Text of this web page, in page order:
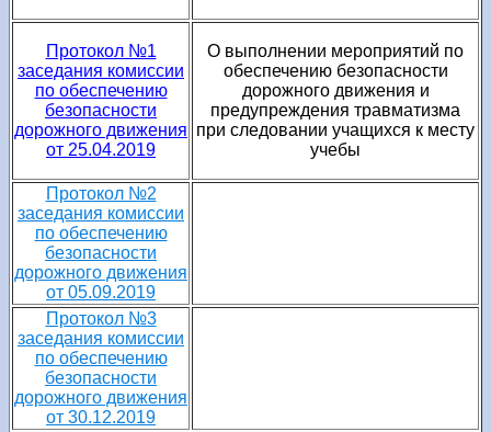
Протокол №1
заседания комиссии
по обеспечению
безопасности
дорожного движения
от 25.04.2019
О выполнении мероприятий по
обеспечению безопасности
дорожного движения и
предупреждения травматизма
при следовании учащихся к месту
учебы
Протокол №2
заседания комиссии
по обеспечению
безопасности
дорожного движения
от 05.09.2019
Протокол №3
заседания комиссии
по обеспечению
безопасности
дорожного движения
от 30.12.2019